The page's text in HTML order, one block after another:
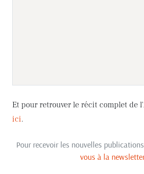
Et pour retrouver le récit complet de l'
ici.
Pour recevoir les nouvelles
vous à la